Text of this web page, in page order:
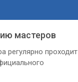
мастеров
регулярно проходит